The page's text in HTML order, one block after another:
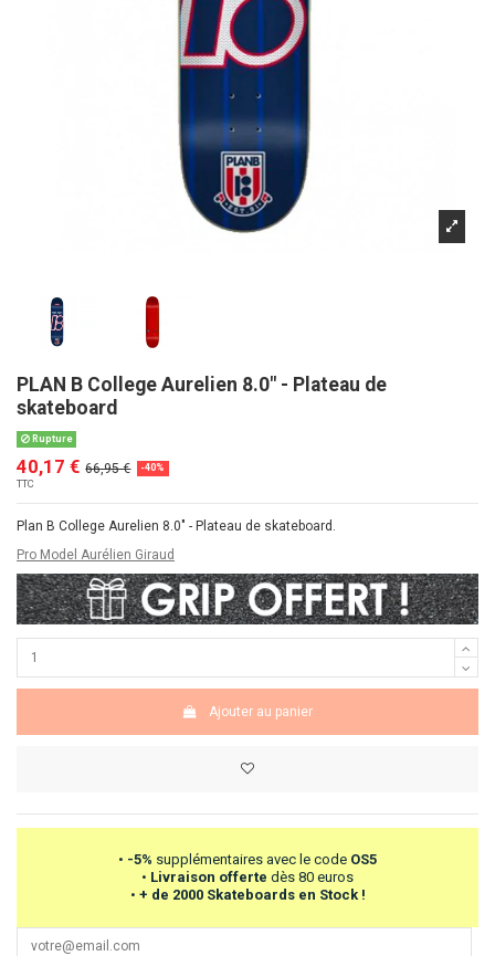
PLAN B College Aurelien 8.0" - Plateau de
skateboard
Rupture
40,17 € 66,95 € -40%
TTC
Plan B College Aurelien 8.0" - Plateau de skateboard.
Pro Model Aurélien Giraud
Ajouter au panier
• -5% supplémentaires avec le code OS5
• Livraison offerte dès 80 euros
• + de 2000 Skateboards en Stock !